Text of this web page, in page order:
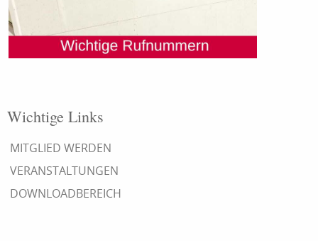
Wichtige Links
MITGLIED WERDEN
VERANSTALTUNGEN
DOWNLOADBEREICH